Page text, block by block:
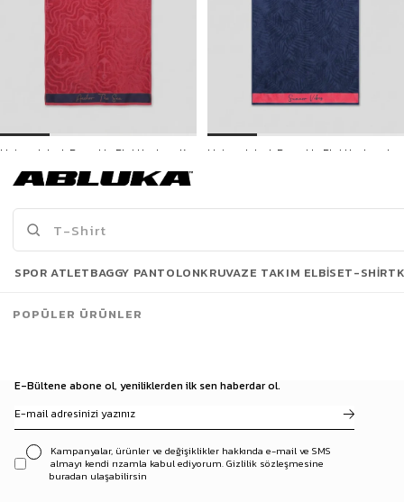
799,90 TL
İNDİRİM
İNDİRİM
Son Bakılanlar
E-Bültene abone ol, yeniliklerden ilk sen haberdar ol.
Kampanyalar, ürünler ve değişiklikler hakkında e-mail ve SMS
almayı kendi rızamla kabul ediyorum. Gizlilik sözleşmesine
buradan ulaşabilirsin
SPOR ATLETBAGGY PANTOLONKRUVAZE TAKIM ELBISET-SHIRT
POPÜLER ÜRÜNLER